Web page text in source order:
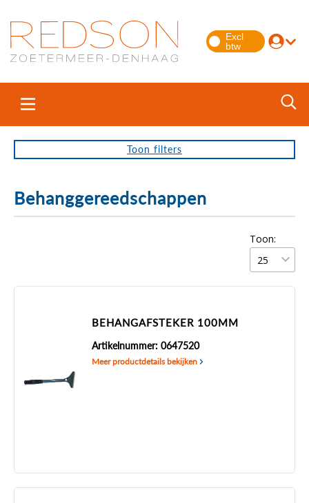
Toon filters
Behanggereedschappen
Toon:
BEHANGAFSTEKER 100MM
Artikelnummer: 0647520
Meer productdetails bekijken